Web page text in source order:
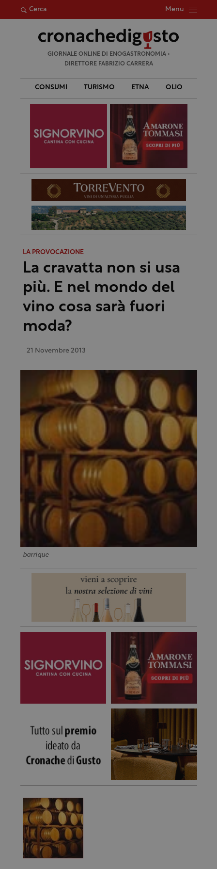
Cerca Menu
per:
GIORNALE ONLINE DI ENOGASTRONOMIA •
DIRETTORE FABRIZIO CARRERA
CONSUMI TURISMO ETNA OLIO
LA PROVOCAZIONE
La cravatta non si usa
più. E nel mondo del
vino cosa sarà fuori
moda?
21 Novembre 2013
barrique